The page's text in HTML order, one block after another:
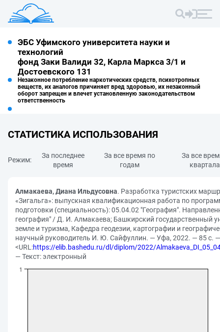
ЭБС Уфимского университета науки и
технологий
фонд Заки Валиди 32, Карла Маркса 3/1 и
Достоевского 131
Незаконное потребление наркотических средств, психотропных
веществ, их аналогов причиняет вред здоровью, их незаконный
оборот запрещен и влечет установленную законодательством
ответственность
СТАТИСТИКА ИСПОЛЬЗОВАНИЯ
Режим:
За последнее
время
За все время по
годам
За все
Алмакаева, Диана Ильдусовна. Разработка туристских
«Зигальга»: выпускная квалификационная работа по
подготовки (специальность): 05.04.02 "География".
география" / Д. И. Алмакаева; Башкирский государственный
земле и туризма, Кафедра геодезии, картографии и
научный руководитель И. Ю. Сайфуллин. — Уфа, 2022. — 85 с. —
<URL:https://elib.bashedu.ru/dl/diplom/2022/
— Текст: электронный